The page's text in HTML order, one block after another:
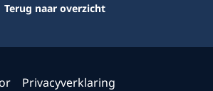
Terug naar overzicht
Privacyverklaring